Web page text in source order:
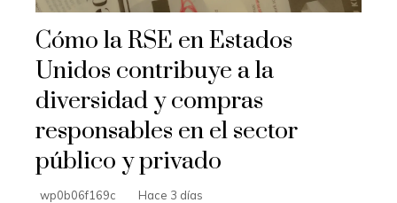
Cómo la RSE en Estados
Unidos contribuye a la
diversidad y compras
responsables en el sector
público y privado
wp0b06f169c Hace 3 días